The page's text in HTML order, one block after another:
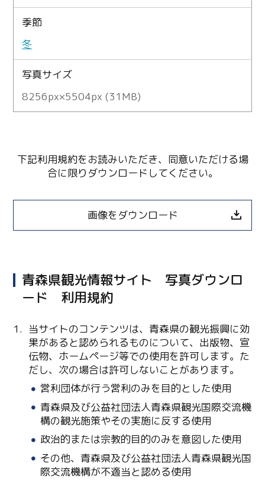
季節
冬
写真サイズ
8256px×5504px (31MB)
下記利用規約をお読みいただき、同意いただける場
合に限りダウンロードしてください。
画像をダウンロード
青森県観光情報サイト 写真ダウンロ
ード 利用規約
当サイトのコンテンツは、青森県の観光振興に効
果があると認められるものについて、出版物、宣
伝物、ホームページ等での使用を許可します。た
だし、次の場合は許可しないことがあります。
営利団体が行う営利のみを目的とした使用
青森県及び公益社団法人青森県観光国際交流機
構の観光施策やその実施に反する使用
政治的または宗教的目的のみを意図した使用
その他、青森県及び公益社団法人青森県観光国
際交流機構が不適当と認める使用
Twitter
Facebook
Line